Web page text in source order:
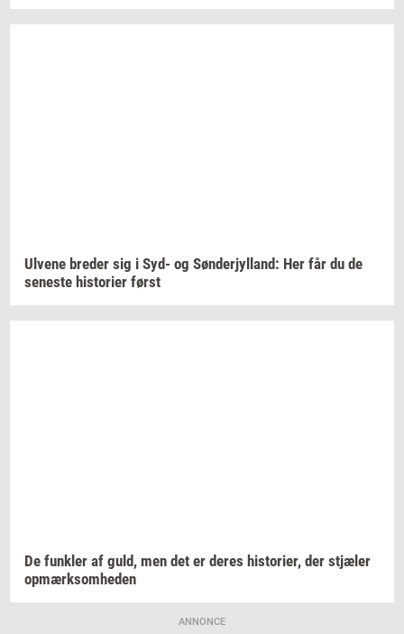
Ul­ve­ne bre­der sig i Syd- og Søn­derjyl­land: Her får du de
se­ne­ste hi­sto­ri­er først
De funk­ler af guld, men det er deres hi­sto­ri­er, der stjæ­ler
op­mærk­som­he­den
ANNONCE